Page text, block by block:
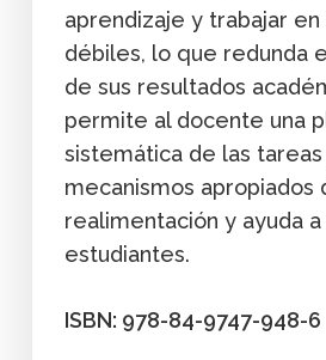
aprendizaje y trabajar en
débiles, lo que redunda
de sus resultados
permite al docente una
sistemática de las
mecanismos apropiados
realimentación y ayuda a
estudiantes.
ISBN: 978-84-9747-948-6